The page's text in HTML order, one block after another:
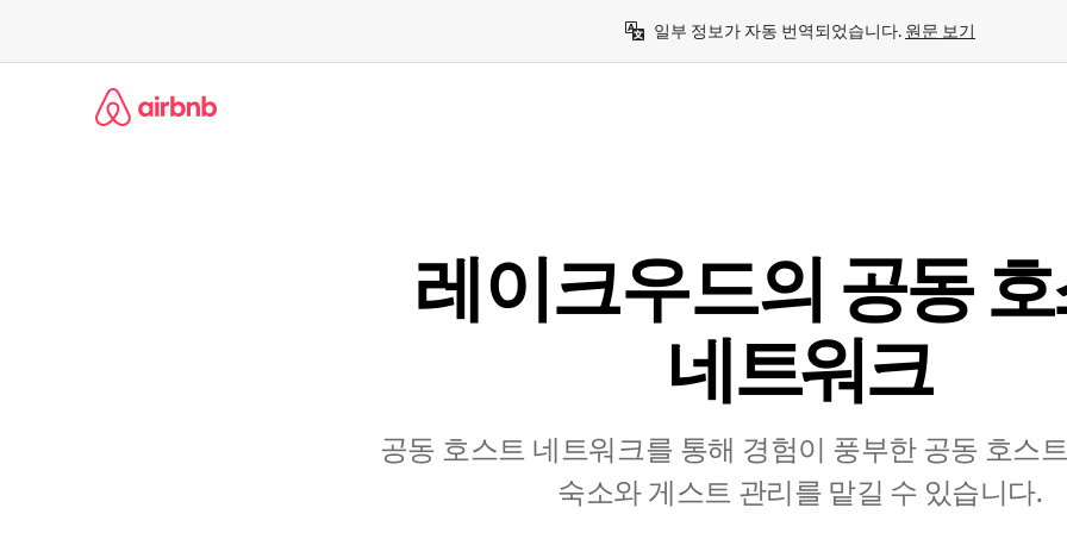
츠
일부 정보가 자동 번역되었습니다. 원문 보기
레이크우드의 공⁠동
네⁠트⁠워⁠크
공동 호스트 네트워크를 통해 경험이 풍부한 공⁠동 호⁠스⁠
숙⁠소⁠와 게⁠스⁠트 관⁠리⁠를 맡⁠길 수 있⁠습⁠니⁠다⁠.